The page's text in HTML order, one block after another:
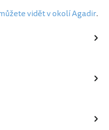
vidět v okolí Agadir.